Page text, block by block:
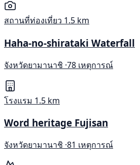
สถานที่ท่องเที่ยว 1.5 km
Haha-no-shirataki Waterfall
จังหวัดยามานาชิ ·78 เหตุการณ์
โรงแรม 1.5 km
Word heritage Fujisan
จังหวัดยามานาชิ ·81 เหตุการณ์